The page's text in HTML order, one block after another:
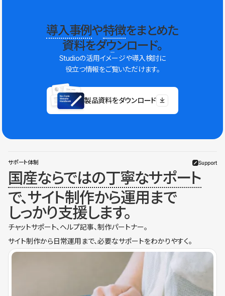
導入事例や特徴をまとめた
資料をダウンロード。
Studioの活用イメージや導入検討に
役立つ情報をご覧いただけます。
製品資料をダウンロード
サポート体制 Support
国産ならではの丁寧なサポート
で、サイト制作から運用まで
しっかり支援します。
チャットサポート、ヘルプ記事、制作パートナー。
サイト制作から日常運用まで、必要なサポートをわかりやすく。